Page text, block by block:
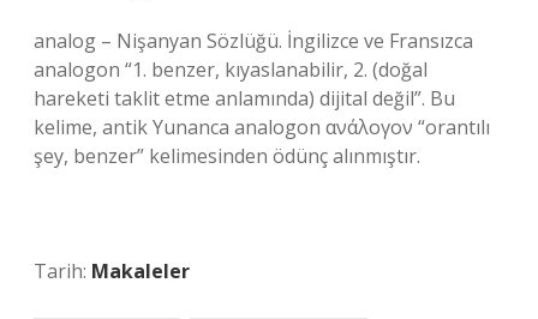
analog – Nişanyan Sözlüğü. İngilizce ve Fransızca
analogon “1. benzer, kıyaslanabilir, 2. (doğal
hareketi taklit etme anlamında) dijital değil”. Bu
kelime, antik Yunanca analogon ανάλογον “orantılı
şey, benzer” kelimesinden ödünç alınmıştır.
Tarih: Makaleler